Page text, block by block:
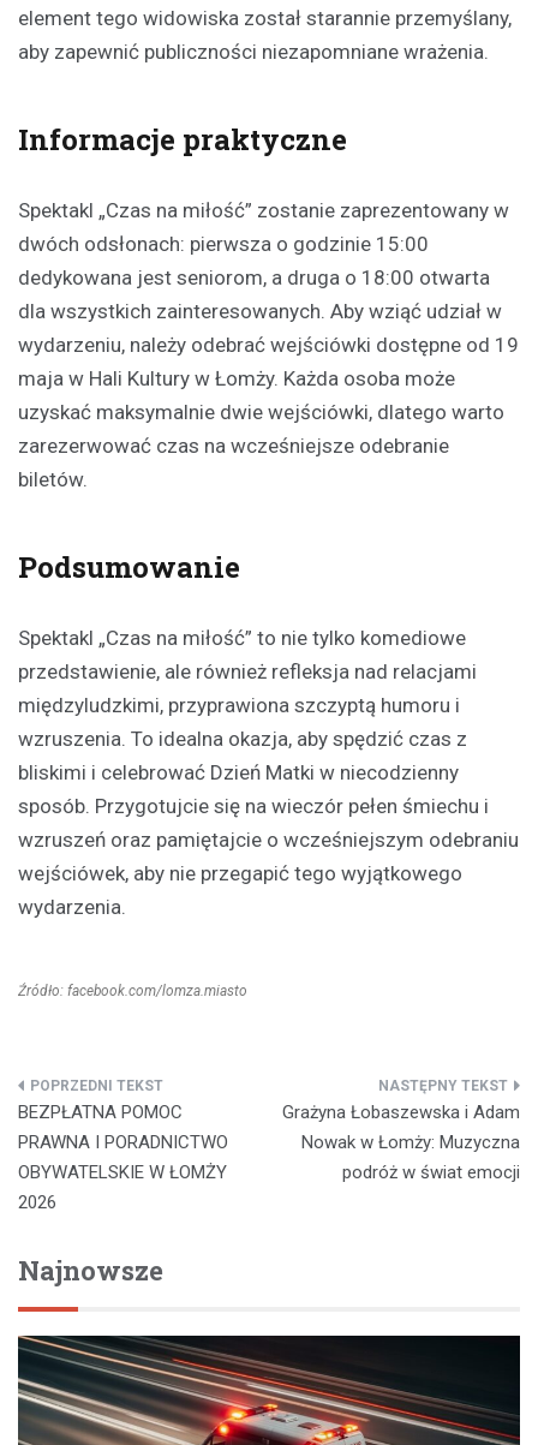
element tego widowiska został starannie przemyślany,
aby zapewnić publiczności niezapomniane wrażenia.
Informacje praktyczne
Spektakl „Czas na miłość” zostanie zaprezentowany w
dwóch odsłonach: pierwsza o godzinie 15:00
dedykowana jest seniorom, a druga o 18:00 otwarta
dla wszystkich zainteresowanych. Aby wziąć udział w
wydarzeniu, należy odebrać wejściówki dostępne od 19
maja w Hali Kultury w Łomży. Każda osoba może
uzyskać maksymalnie dwie wejściówki, dlatego warto
zarezerwować czas na wcześniejsze odebranie
biletów.
Podsumowanie
Spektakl „Czas na miłość” to nie tylko komediowe
przedstawienie, ale również refleksja nad relacjami
międzyludzkimi, przyprawiona szczyptą humoru i
wzruszenia. To idealna okazja, aby spędzić czas z
bliskimi i celebrować Dzień Matki w niecodzienny
sposób. Przygotujcie się na wieczór pełen śmiechu i
wzruszeń oraz pamiętajcie o wcześniejszym odebraniu
wejściówek, aby nie przegapić tego wyjątkowego
wydarzenia.
Źródło: facebook.com/lomza.miasto
Nawigacja
wpisu
BEZPŁATNA POMOC
PRAWNA I PORADNICTWO
OBYWATELSKIE W ŁOMŻY
2026
Grażyna Łobaszewska i Adam
Nowak w Łomży: Muzyczna
podróż w świat emocji
Najnowsze